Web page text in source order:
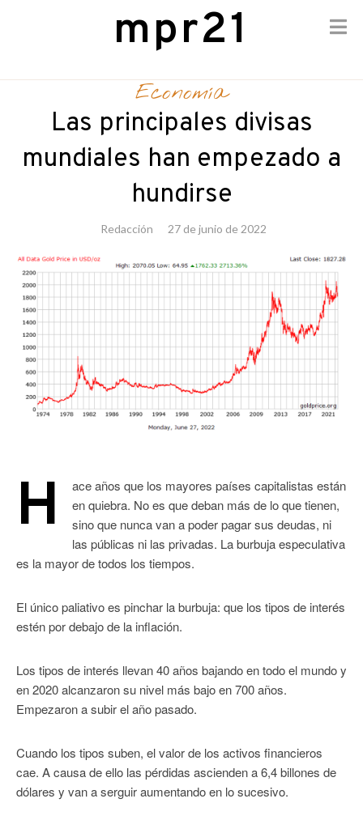
mpr21
Economía
Las principales divisas
mundiales han empezado a
hundirse
Redacción 27 de junio de 2022
H
ace años que los mayores países capitalistas están
en quiebra. No es que deban más de lo que tienen,
sino que nunca van a poder pagar sus deudas, ni
las públicas ni las privadas. La burbuja especulativa
es la mayor de todos los tiempos.
El único paliativo es pinchar la burbuja: que los tipos de interés
estén por debajo de la inflación.
Los tipos de interés llevan 40 años bajando en todo el mundo y
en 2020 alcanzaron su nivel más bajo en 700 años.
Empezaron a subir el año pasado.
Cuando los tipos suben, el valor de los activos financieros
cae. A causa de ello las pérdidas ascienden a 6,4 billones de
dólares y van a serguir aumentando en lo sucesivo.